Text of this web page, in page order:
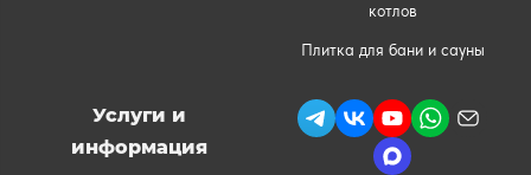
котлов
Плитка для бани и сауны
Услуги и
информация